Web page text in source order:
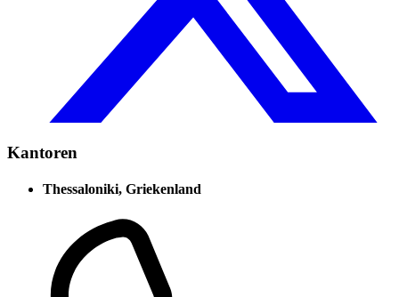
Kantoren
Thessaloniki, Griekenland